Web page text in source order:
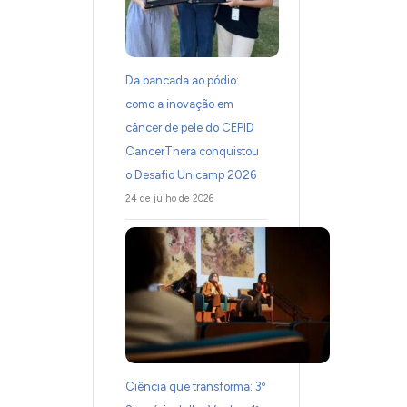
Da bancada ao pódio:
como a inovação em
câncer de pele do CEPID
CancerThera conquistou
o Desafio Unicamp 2026
24 de julho de 2026
Ciência que transforma: 3º